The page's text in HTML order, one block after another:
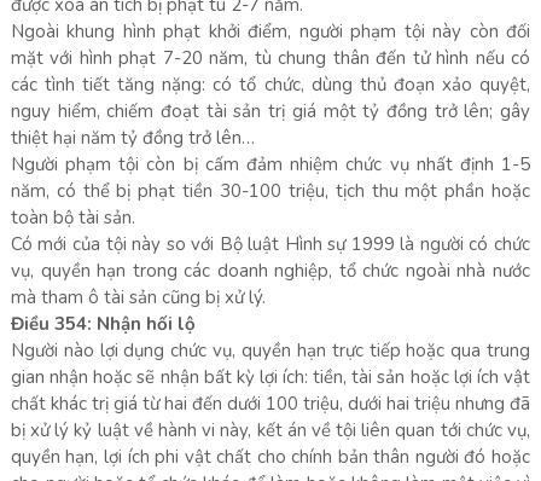
được xóa án tích bị phạt tù 2-7 năm.
Ngoài khung hình phạt khởi điểm, người phạm tội này còn đối
mặt với hình phạt 7-20 năm, tù chung thân đến tử hình nếu có
các tình tiết tăng nặng: có tổ chức, dùng thủ đoạn xảo quyệt,
nguy hiểm, chiếm đoạt tài sản trị giá một tỷ đồng trở lên; gây
thiệt hại năm tỷ đồng trở lên…
Người phạm tội còn bị cấm đảm nhiệm chức vụ nhất định 1-5
năm, có thể bị phạt tiền 30-100 triệu, tịch thu một phần hoặc
toàn bộ tài sản.
Có mới của tội này so với Bộ luật Hình sự 1999 là người có chức
vụ, quyền hạn trong các doanh nghiệp, tổ chức ngoài nhà nước
mà tham ô tài sản cũng bị xử lý.
Điều 354: Nhận hối lộ
Người nào lợi dụng chức vụ, quyền hạn trực tiếp hoặc qua trung
gian nhận hoặc sẽ nhận bất kỳ lợi ích: tiền, tài sản hoặc lợi ích vật
chất khác trị giá từ hai đến dưới 100 triệu, dưới hai triệu nhưng đã
bị xử lý kỷ luật về hành vi này, kết án về tội liên quan tới chức vụ,
quyền hạn, lợi ích phi vật chất cho chính bản thân người đó hoặc